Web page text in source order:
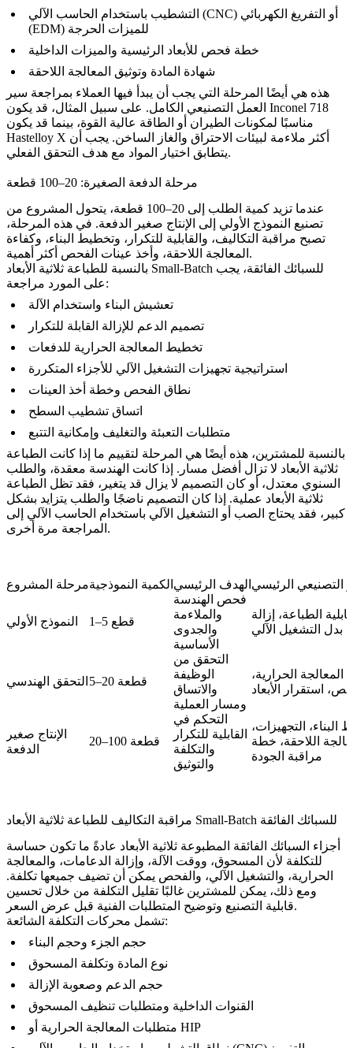
التشطيب باستخدام الحاسب الآلي (CNC) أو التفريغ الكهربائي
(EDM) للميزات الحرجة
خطة فحص للأبعاد الرئيسية والميزات الداخلية
شهادة المادة وتوثيق المعالجة اللاحقة
هذه هي أيضًا المرحلة التي يجب أن يبدأ فيها العملاء بمراجعة سير
Inconel 718
مناسبًا لمكونات الطيران أو الطاقة عالية القوة، بينما قد يكون
Hastelloy X
يتطابق اختيار المواد مع هدف التحقق الفعلي.
مرحلة الدفعة الصغيرة: 20–100 قطعة
عندما تزيد كمية الطلب إلى 20–100 قطعة، يتحول المشروع من
تصنيع النموذج الأولي إلى الإنتاج صغير الدفعة. في هذه المرحلة،
تصبح مراقبة التكاليف، والقابلية للتكرار، وتخطيط البناء، وكفاءة
المعالجة اللاحقة، وأخذ عينات الفحص أكثر أهمية.
بالنسبة للطباعة ثلاثية الأبعاد Small-Batch للسبائك الفائقة، يجب
على المورد مراجعة:
تعشيش البناء واستخدام الآلة
تصميم الدعم للإزالة القابلة للتكرار
تخطيط المعالجة الحرارية للدفعات
استراتيجية تجهيزات التشغيل الآلي للأجزاء المتكررة
نطاق الفحص وخطة أخذ العينات
اتساق تشطيب السطح
متطلبات التعبئة والتغليف وإمكانية التتبع
بالنسبة للمشترين، هذه أيضًا هي المرحلة لتقييم ما إذا كانت الطباعة
ثلاثية الأبعاد لا تزال أفضل مسار. إذا كانت الهندسة معقدة، والطلب
السنوي معتدل، أو كان التصميم لا يزال قد يتغير، فقد تظل الطباعة
ثلاثية الأبعاد عملية. إذا كان التصميم ناضجًا والطلب يتزايد بشكل
كبير، فقد يحتاج الصب أو التشغيل الآلي باستخدام الحاسب الآلي إلى
المراجعة مرة أخرى.
مرحلة المشروعالكمية النموذجية الهدف الرئيسي التصنيعي الرئيسي
النموذج الأولي 1–5 قطع
فحص الهندسة
والملاءمة
والجدوى
الأساسية
قابلية الطباعة، إزالة
بدل التشغيل الآلي
التحقق الهندسي 5–20 قطعة
التحقق من
الوظيفة
والاتساق
ومسار العملية
المعالجة الحرارية،
استقرار الأبعاد
الإنتاج صغير
الدفعة
20–100 قطعة
التحكم في
القابلية للتكرار
والتكلفة
والتوثيق
البناء، التجهيزات،
اللاحقة، خطة
مراقبة الجودة
مراقبة التكاليف للطباعة ثلاثية الأبعاد Small-Batch للسبائك الفائقة
أجزاء السبائك الفائقة المطبوعة ثلاثية الأبعاد عادةً ما تكون حساسة
للتكلفة لأن المسحوق، ووقت الآلة، وإزالة الدعامات، والمعالجة
الحرارية، والتشغيل الآلي، والفحص يمكن أن تضيف جميعها تكلفة.
ومع ذلك، يمكن للمشترين غالبًا تقليل التكلفة من خلال تحسين
قابلية التصنيع وتوضيح المتطلبات الفنية قبل عرض السعر.
تشمل محركات التكلفة الشائعة:
حجم الجزء وحجم البناء
نوع المادة وتكلفة المسحوق
حجم الدعم وصعوبة الإزالة
القنوات الداخلية ومتطلبات تنظيف المسحوق
متطلبات المعالجة الحرارية أو HIP